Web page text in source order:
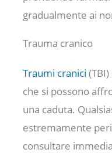
gradualmente ai
Trauma cranico
Traumi cranici
che si possono
una caduta.
estremamente
consultare